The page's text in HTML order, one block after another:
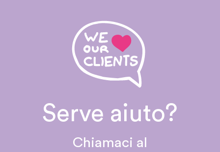
Serve aiuto?
Chiamaci al